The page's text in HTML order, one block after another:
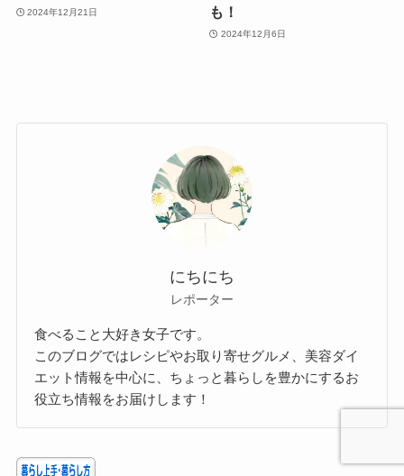
2024年12月21日
も！
2024年12月6日
にちにち
レポーター
食べること大好き女子です。
このブログではレシピやお取り寄せグルメ、美容ダイ
エット情報を中心に、ちょっと暮らしを豊かにするお
役立ち情報をお届けします！